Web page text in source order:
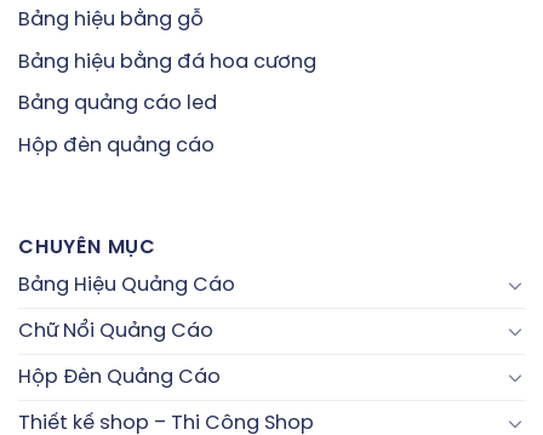
Bảng hiệu bằng gỗ
Bảng hiệu bằng đá hoa cương
Bảng quảng cáo led
Hộp đèn quảng cáo
Các dịch vụ
Phát:
Bảng hiệu shop, showroom, cửa hàng
Bảng hiệu văn phòng công ty
CHUYÊN MỤC
Bảng Hiệu Quảng Cáo
Chữ Nổi Quảng Cáo
Hộp Đèn Quảng Cáo
Thiết kế shop – Thi Công Shop